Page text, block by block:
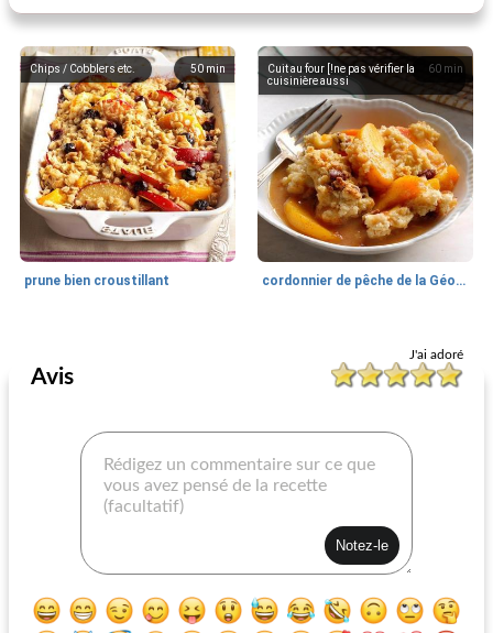
50min
Chips / Cobblers etc.
prune bien croustillant
60 min
Cuit au four [!ne pas vérifier la
cuisinière aussi
cordonnier de pêche de la Géorgie douce
trieur de baies triple
J'ai adoré
Avis